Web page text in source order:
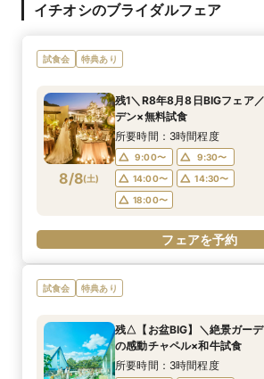
イチオシのブライダルフェア
試食会 特典あり
8/8(土)
残1＼R8年8月8日BIGフェア
デン×無料試食
所要時間：3時間程度
9:00〜
9:30〜
14:00〜
14:30〜
18:00〜
フェアを予約
試食会 特典あり
残△【お盆BIG】＼絶景ガー
の感動チャペル×和牛試食
所要時間：3時間程度